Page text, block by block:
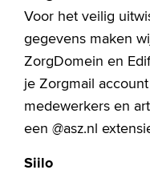
Voor het veilig
gegevens maken
ZorgDomein en
je Zorgmail
medewerkers en
een @asz.nl
Siilo